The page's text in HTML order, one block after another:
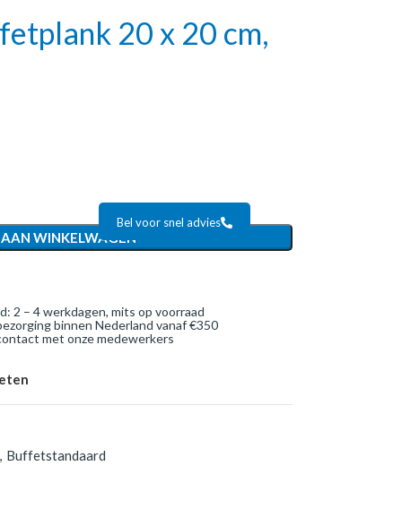
20 x 20 cm,
WINKELWAGEN
Bel voor snel advies
2 – 4 werkdagen, mits op voorraad
binnen Nederland vanaf €350
met onze medewerkers
Buffetstandaard